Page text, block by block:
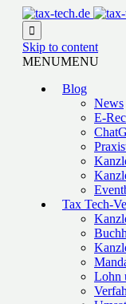

Skip to content
MENUMENU
Blog
News
E-
Tax Tech-
Lohn